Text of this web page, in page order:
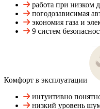
работа при низком
погодозависимая
экономия газа и
9 систем
Комфорт в эксплуатации
интуитивно
низкий уровень